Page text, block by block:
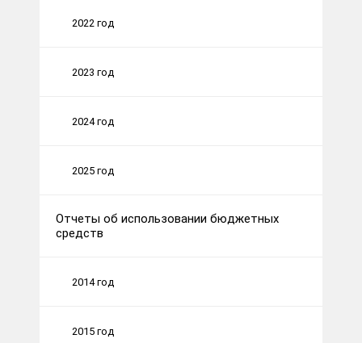
2022 год
2023 год
2024 год
2025 год
Отчеты об использовании бюджетных
средств
2014 год
2015 год